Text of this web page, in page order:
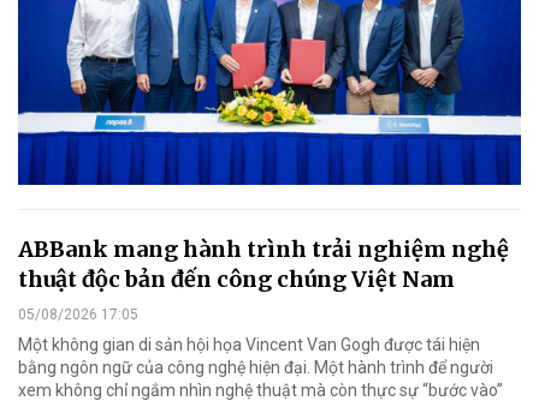
ABBank mang hành trình trải nghiệm nghệ
thuật độc bản đến công chúng Việt Nam
05/08/2026 17:05
Một không gian di sản hội họa Vincent Van Gogh được tái hiện
bằng ngôn ngữ của công nghệ hiện đại. Một hành trình để người
xem không chỉ ngắm nhìn nghệ thuật mà còn thực sự “bước vào”